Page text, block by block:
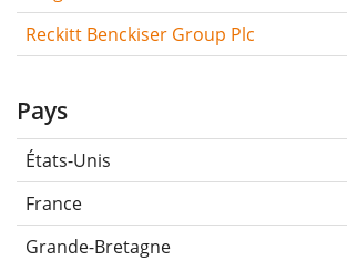
Reckitt Benckiser Group Plc
Pays
États-Unis
France
Grande-Bretagne